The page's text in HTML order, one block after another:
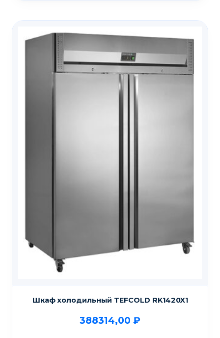
Шкаф холодильный TEFCOLD RK1420X1
388314,00 ₽